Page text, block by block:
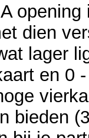
dien
lager
en 0
bieden (